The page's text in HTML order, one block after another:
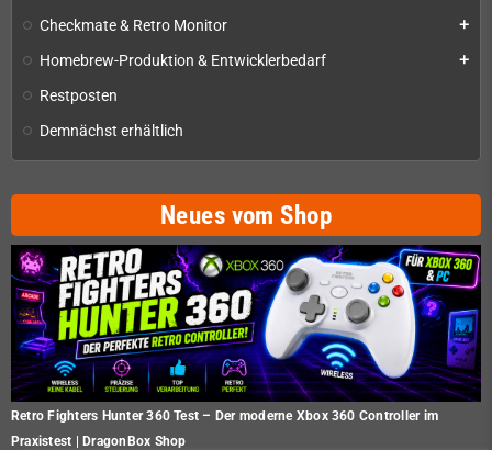
Checkmate & Retro Monitor add
Homebrew-Produktion & Entwicklerbedarf add
Restposten
Demnächst erhältlich
Neues vom Shop
Retro Fighters Hunter 360 Test – Der moderne Xbox 360 Controller im
Praxistest | DragonBox Shop